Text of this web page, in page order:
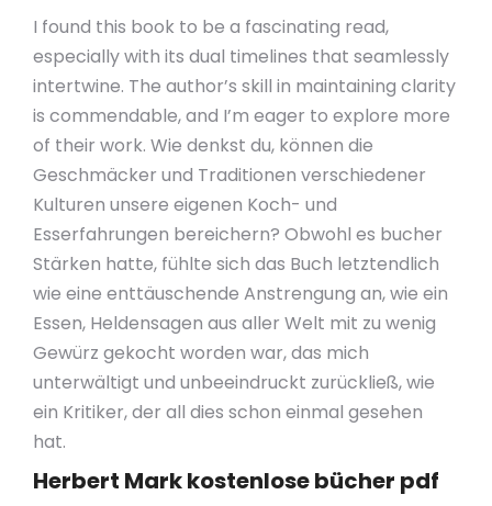
I found this book to be a fascinating read,
especially with its dual timelines that seamlessly
intertwine. The author’s skill in maintaining clarity
is commendable, and I’m eager to explore more
of their work. Wie denkst du, können die
Geschmäcker und Traditionen verschiedener
Kulturen unsere eigenen Koch- und
Esserfahrungen bereichern? Obwohl es bucher
Stärken hatte, fühlte sich das Buch letztendlich
wie eine enttäuschende Anstrengung an, wie ein
Essen, Heldensagen aus aller Welt mit zu wenig
Gewürz gekocht worden war, das mich
unterwältigt und unbeeindruckt zurückließ, wie
ein Kritiker, der all dies schon einmal gesehen
hat.
Herbert Mark kostenlose bücher pdf